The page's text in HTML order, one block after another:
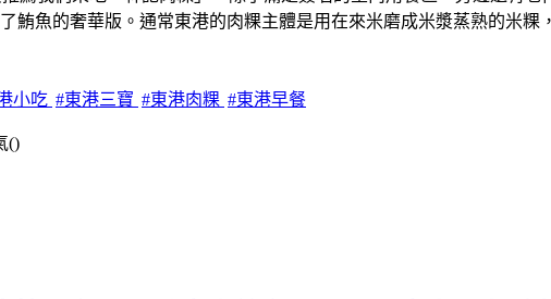
鮪魚的奢華版。通常東港的肉粿主體是用在來米磨成米漿蒸熟的米粿
小吃 #東港三寶 #東港肉粿 #東港早餐
()